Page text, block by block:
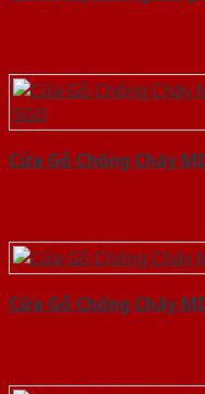
Cửa Gỗ Chống Cháy
Cửa Gỗ Chống Cháy